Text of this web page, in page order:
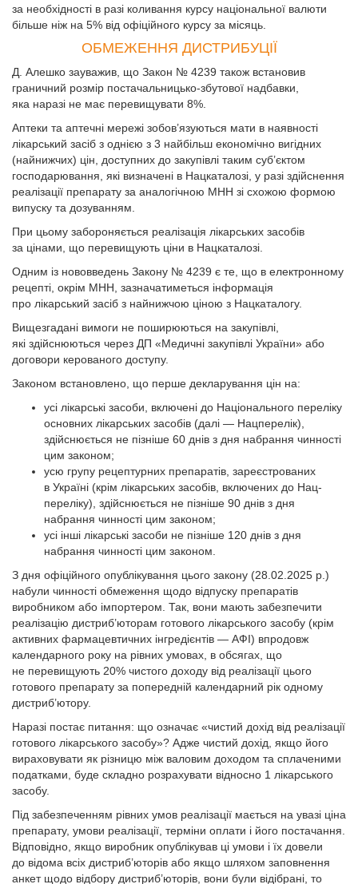
за необхідності в разі коливання курсу національної валюти
більше ніж на 5% від офіційного курсу за місяць.
ОБМЕЖЕННЯ ДИСТРИБУЦІЇ
Д. Алешко зауважив, що Закон № 4239 також встановив
граничний розмір постачальницько-збутової надбавки,
яка наразі не має перевищувати 8%.
Аптеки та аптечні мережі зобов’язуються мати в наявності
лікарський засіб з однією з 3 найбільш економічно вигідних
(найнижчих) цін, доступних до закупівлі таким суб’єктом
господарювання, які визначені в Нацкаталозі, у разі здійснення
реалізації препарату за аналогічною МНН зі схожою формою
випуску та дозуванням.
При цьому забороняється реалізація лікарських засобів
за цінами, що перевищують ціни в Нацкаталозі.
Одним із нововведень Закону № 4239 є те, що в елект­ронному
рецепті, окрім МНН, зазначатиметься інформація
про лікарський засіб з найнижчою ціною з Нацкаталогу.
Вищезгадані вимоги не поширюються на закупівлі,
які здійснюються через ДП «Медичні закупівлі України» або
договори керованого доступу.
Законом встановлено, що перше декларування цін на:
усі лікарські засоби, включені до Національного переліку
основних лікарських засобів (далі — Нацперелік),
здійснюється не пізніше 60 днів з дня набрання чинності
цим законом;
усю групу рецептурних препаратів, зареєстрованих
в Україні (крім лікарських засобів, включених до Нац­
переліку), здійснюється не пізніше 90 днів з дня
набрання чинності цим законом;
усі інші лікарські засоби не пізніше 120 днів з дня
набрання чинності цим законом.
З дня офіційного опублікування цього закону (28.02.2025 р.)
набули чинності обмеження щодо відпуску препаратів
виробником або імпортером. Так, вони мають забезпечити
реалізацію дистриб’юторам готового лікарського засобу (крім
активних фармацевтичних інгредієнтів — АФІ) впродовж
календарного року на рівних умовах, в обсягах, що
не перевищують 20% чистого доходу від реалізації цього
готового препарату за попередній календарний рік одному
дистриб’ютору.
Наразі постає питання: що означає «чистий дохід від реалізації
готового лікарського засобу»? Адже чистий дохід, якщо його
вираховувати як різницю між валовим доходом та сплаченими
податками, буде складно розрахувати відносно 1 лікарського
засобу.
Під забезпеченням рівних умов реалізації мається на увазі ціна
препарату, умови реалізації, терміни оплати і його постачання.
Відповідно, якщо виробник опублікував ці умови і їх довели
до відома всіх дистриб’юторів або якщо шляхом заповнення
анкет щодо відбору дистриб’юторів, вони були відібрані, то